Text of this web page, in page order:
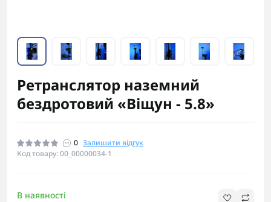
Ретранслятор наземний
бездротовий «Віщун - 5.8»
0 Залишити відгук
Код товару: 00_00000034-1
В наявності